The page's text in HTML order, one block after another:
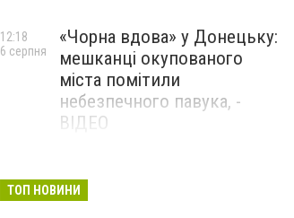
«Чорна вдова» у Донецьку:
мешканці окупованого
міста помітили
небезпечного павука, -
ВІДЕО
12:18
6 серпня
засудили до 8 років
6 серпня
ТОП НОВИНИ